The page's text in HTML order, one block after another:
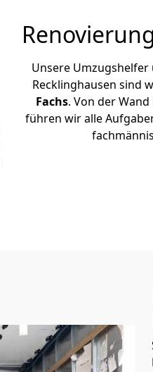
Unsere
Recklinghausen sind
Fachs. Von der
führen wir alle